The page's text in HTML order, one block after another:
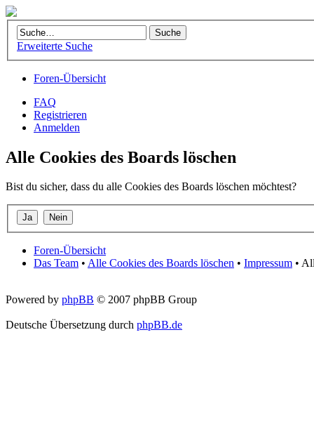
Erweiterte Suche
Foren-Übersicht
FAQ
Registrieren
Anmelden
Alle Cookies des Boards löschen
Bist du sicher, dass du alle Cookies des Boards löschen möchtest?
Foren-Übersicht
Das Team • Alle Cookies des Boards löschen • Impressum •
Powered by phpBB © 2007 phpBB Group
Deutsche Übersetzung durch phpBB.de